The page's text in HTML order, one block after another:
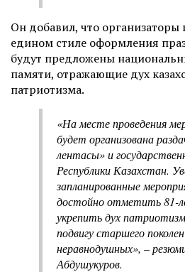
Он добавил, что организаторы
едином стиле оформления
будут предложены
памяти, отражающие дух
патриотизма.
«На месте проведения
будет организована
лентасы» и
Республики Казахстан.
запланированные
достойно отметить 81-
укрепить дух
подвигу старшего
неравнодушных», –
Абдушукуров.